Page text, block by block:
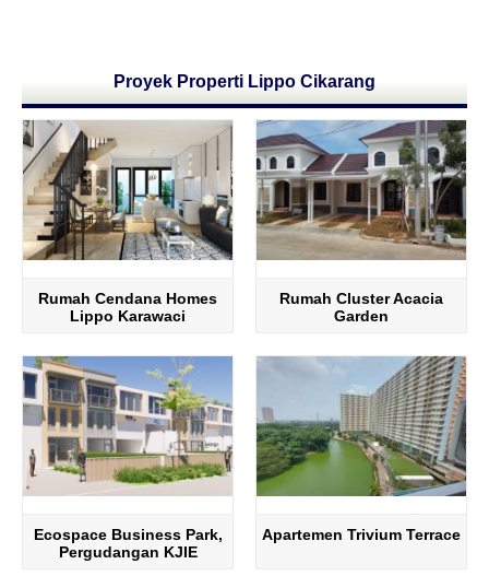
Proyek Properti Lippo Cikarang
Rumah Cendana Homes
Lippo Karawaci
Rumah Cluster Acacia
Garden
Ecospace Business Park,
Pergudangan KJIE
Apartemen Trivium Terrace